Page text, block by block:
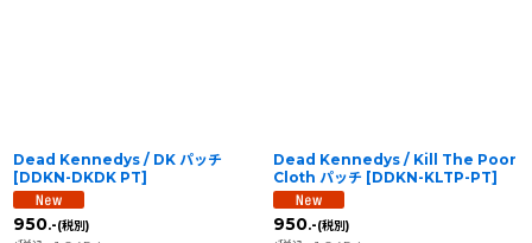
Dead Kennedys / DK パッチ
[DDKN-DKDK PT]
950.-(税別)
Dead Kennedys / Kill The Poor
Cloth パッチ [DDKN-KLTP-PT]
950.-(税別)